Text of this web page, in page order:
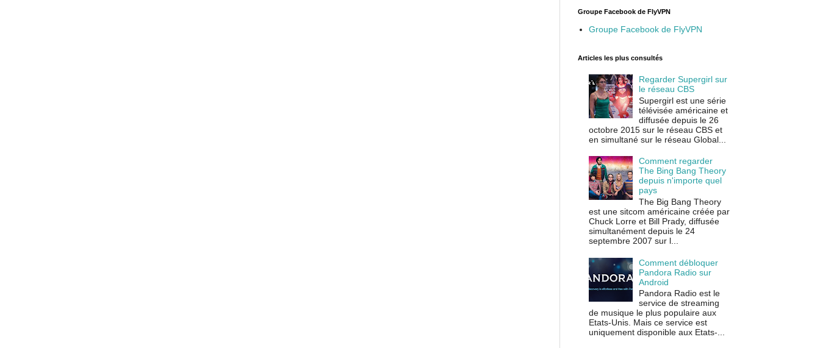
Groupe Facebook de FlyVPN
Groupe Facebook de FlyVPN
Articles les plus consultés
Regarder Supergirl sur
le réseau CBS
Supergirl est une série
télévisée américaine et
diffusée depuis le 26
octobre 2015 sur le réseau CBS et
en simultané sur le réseau Global...
Comment regarder
The Bing Bang Theory
depuis n'importe quel
pays
The Big Bang Theory
est une sitcom américaine créée par
Chuck Lorre et Bill Prady, diffusée
simultanément depuis le 24
septembre 2007 sur l...
Comment débloquer
Pandora Radio sur
Android
Pandora Radio est le
service de streaming
de musique le plus populaire aux
Etats-Unis. Mais ce service est
uniquement disponible aux Etats-...